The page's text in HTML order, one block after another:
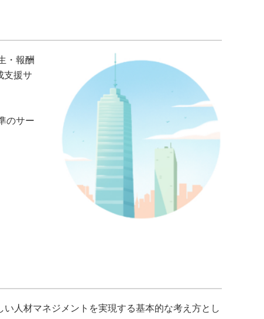
・報酬
支援サ
のサー
人材マネジメントを実現する基本的な考え方とし